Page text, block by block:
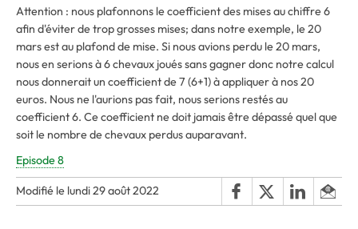
Attention : nous plafonnons le coefficient des mises au chiffre 6
afin d'éviter de trop grosses mises; dans notre exemple, le 20
mars est au plafond de mise. Si nous avions perdu le 20 mars,
nous en serions à 6 chevaux joués sans gagner donc notre calcul
nous donnerait un coefficient de 7 (6+1) à appliquer à nos 20
euros. Nous ne l'aurions pas fait, nous serions restés au
coefficient 6. Ce coefficient ne doit jamais être dépassé quel que
soit le nombre de chevaux perdus auparavant.
Episode 8
Modifié le lundi 29 août 2022